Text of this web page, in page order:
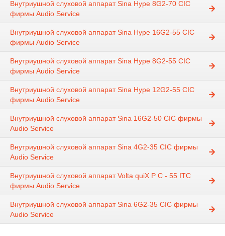
Внутриушной слуховой аппарат Sina Hype 8G2-70 CIC
фирмы Audio Service
Внутриушной слуховой аппарат Sina Hype 16G2-55 CIC
фирмы Audio Service
Внутриушной слуховой аппарат Sina Hype 8G2-55 CIC
фирмы Audio Service
Внутриушной слуховой аппарат Sina Hype 12G2-55 CIC
фирмы Audio Service
Внутриушной слуховой аппарат Sina 16G2-50 CIC фирмы
Audio Service
Внутриушной слуховой аппарат Sina 4G2-35 CIC фирмы
Audio Service
Внутриушной слуховой аппарат Volta quiX P C - 55 ITC
фирмы Audio Service
Внутриушной слуховой аппарат Sina 6G2-35 CIC фирмы
Audio Service